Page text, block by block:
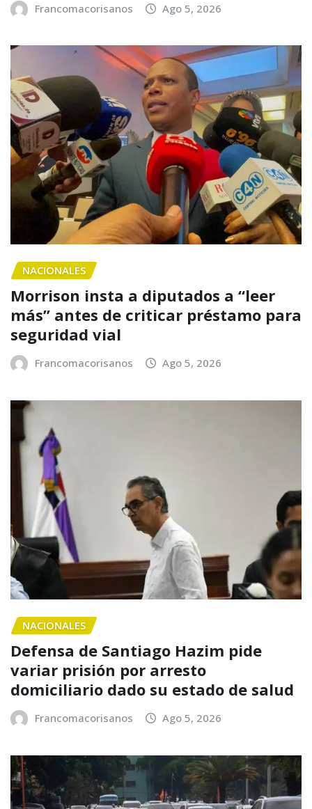
Francomacorisanos Ago 5, 2026
NACIONALES
Morrison insta a diputados a “leer
más” antes de criticar préstamo para
seguridad vial
Francomacorisanos Ago 5, 2026
NACIONALES
Defensa de Santiago Hazim pide
variar prisión por arresto
domiciliario dado su estado de salud
Francomacorisanos Ago 5, 2026